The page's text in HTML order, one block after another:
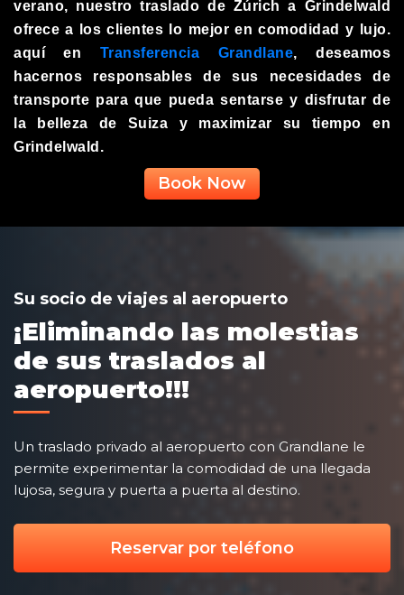
verano, nuestro traslado de Zúrich a Grindelwald
ofrece a los clientes lo mejor en comodidad y lujo.
aquí en Transferencia Grandlane, deseamos
hacernos responsables de sus necesidades de
transporte para que pueda sentarse y disfrutar de
la belleza de Suiza y maximizar su tiempo en
Grindelwald.
Book Now
Su socio de viajes al aeropuerto
¡Eliminando las molestias
de sus traslados al
aeropuerto!!!
Un traslado privado al aeropuerto con Grandlane le
permite experimentar la comodidad de una llegada
lujosa, segura y puerta a puerta al destino.
Reservar por teléfono